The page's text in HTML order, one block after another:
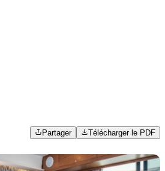
Partager Télécharger le PDF